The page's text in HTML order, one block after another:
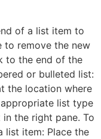
of a list item to
to remove the new
to the end of the
or bulleted list:
the location where
list type
the right pane. To
list item: Place the